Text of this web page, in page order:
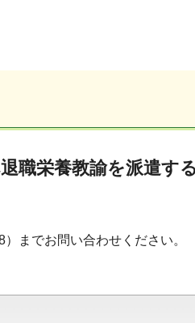
職栄養教諭を派遣す
までお問い合わせください。